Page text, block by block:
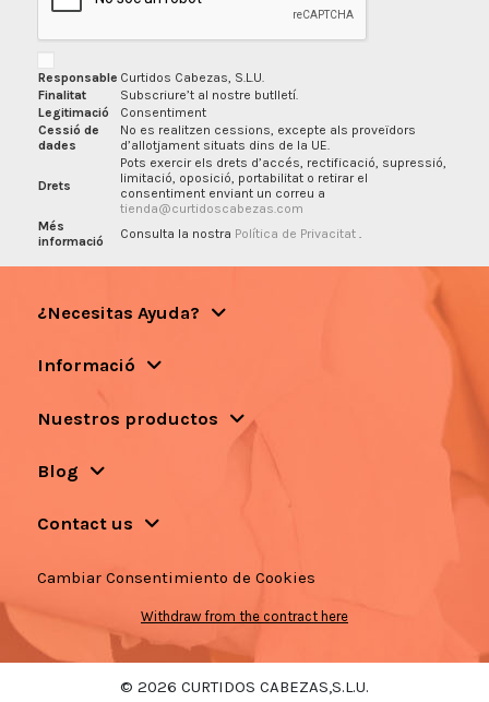
Responsable Curtidos Cabezas, S.L.U.
Finalitat
Subscriure’t al nostre butlletí.
Legitimació
Consentiment
Cessió de
dades
No es realitzen cessions, excepte als proveïdors
d’allotjament situats dins de la UE.
Drets
Pots exercir els drets d’accés, rectificació, supressió,
limitació, oposició, portabilitat o retirar el
consentiment enviant un correu a
tienda@curtidoscabezas.com
Més
informació
Consulta la nostra Política de Privacitat
¿Necesitas Ayuda?
Informació
Nuestros productos
Blog
Contact us
Cambiar Consentimiento de Cookies
Withdraw from the contract here
© 2026 CURTIDOS CABEZAS,S.L.U.